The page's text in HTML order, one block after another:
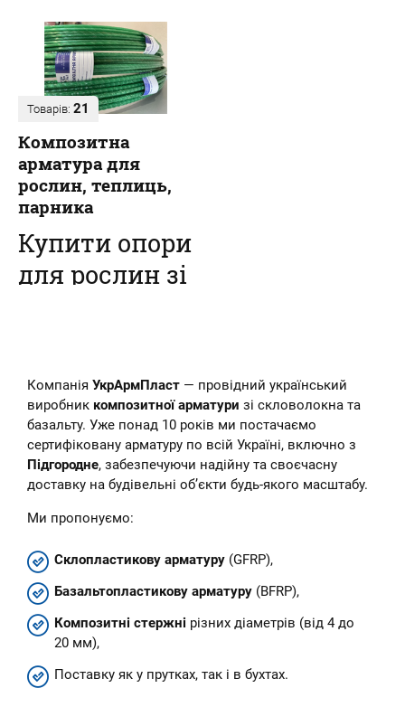
Товарів: 21
Композитна
арматура для
рослин, теплиць,
парника
Купити опори
для рослин зі
купити композитні кілочки для
рослин – овочів, кві...
Компанія УкрАрмПласт — провідний український
виробник композитної арматури зі скловолокна та
базальту. Уже понад 10 років ми постачаємо
сертифіковану арматуру по всій Україні, включно з
Підгородне, забезпечуючи надійну та своєчасну
доставку на будівельні об’єкти будь-якого масштабу.
Ми пропонуємо:
Склопластикову арматуру (GFRP),
Базальтопластикову арматуру (BFRP),
Композитні стержні різних діаметрів (від 4 до
20 мм),
Поставку як у прутках, так і в бухтах.